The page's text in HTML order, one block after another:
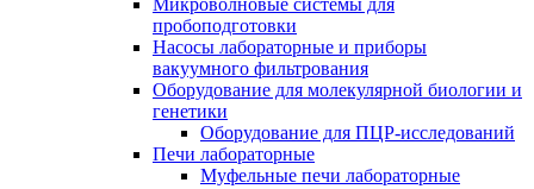
Микроволновые системы для
пробоподготовки
Насосы лабораторные и приборы
вакуумного фильтрования
Оборудование для молекулярной биологии и
генетики
Оборудование для ПЦР-исследований
Печи лабораторные
Муфельные печи лабораторные